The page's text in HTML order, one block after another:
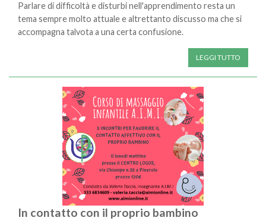
Parlare di difficoltà e disturbi nell'apprendimento resta un
tema sempre molto attuale e altrettanto discusso ma che si
accompagna talvota a una certa confusione.
LEGGI TUTTO
In contatto con il proprio bambino